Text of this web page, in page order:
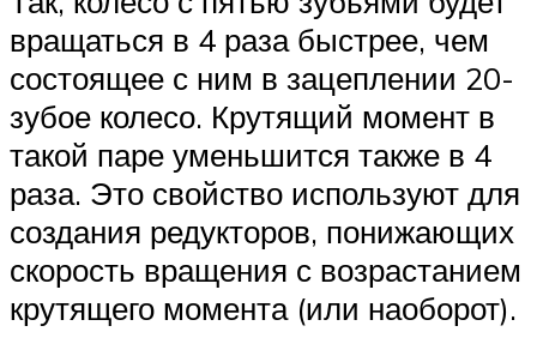
вращаться в 4 раза быстрее, чем
состоящее с ним в зацеплении 20-
зубое колесо. Крутящий момент в
такой паре уменьшится также в 4
раза. Это свойство используют для
создания редукторов, понижающих
скорость вращения с возрастанием
крутящего момента (или наоборот).